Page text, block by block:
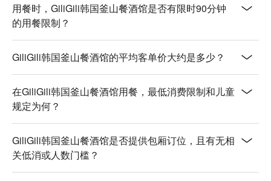
💡 未成年請勿飲酒；禁止酒駕
用餐时，GiliGili韩国釜山餐酒馆是否有限时90分钟
的用餐限制？
GiliGili韩国釜山餐酒馆的平均客单价大约是多少？
在GiliGili韩国釜山餐酒馆用餐，最低消费限制和儿童
规定为何？
GiliGili韩国釜山餐酒馆是否提供包厢订位，且有无相
关低消或人数门槛？